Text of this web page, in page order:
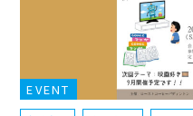
EVENT